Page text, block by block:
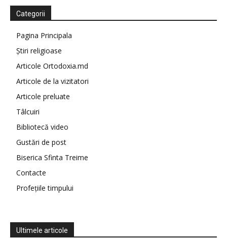
Categorii
Pagina Principala
Știri religioase
Articole Ortodoxia.md
Articole de la vizitatori
Articole preluate
Tâlcuiri
Bibliotecă video
Gustări de post
Biserica Sfinta Treime
Contacte
Profețiile timpului
Ultimele articole